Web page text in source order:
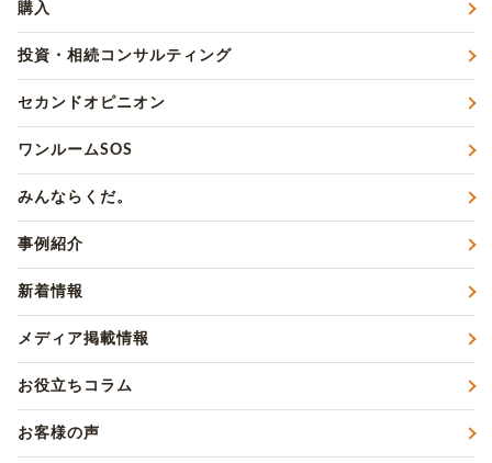
購入
投資・相続コンサルティング
セカンドオピニオン
ワンルームSOS
みんならくだ。
事例紹介
新着情報
メディア掲載情報
お役立ちコラム
お客様の声